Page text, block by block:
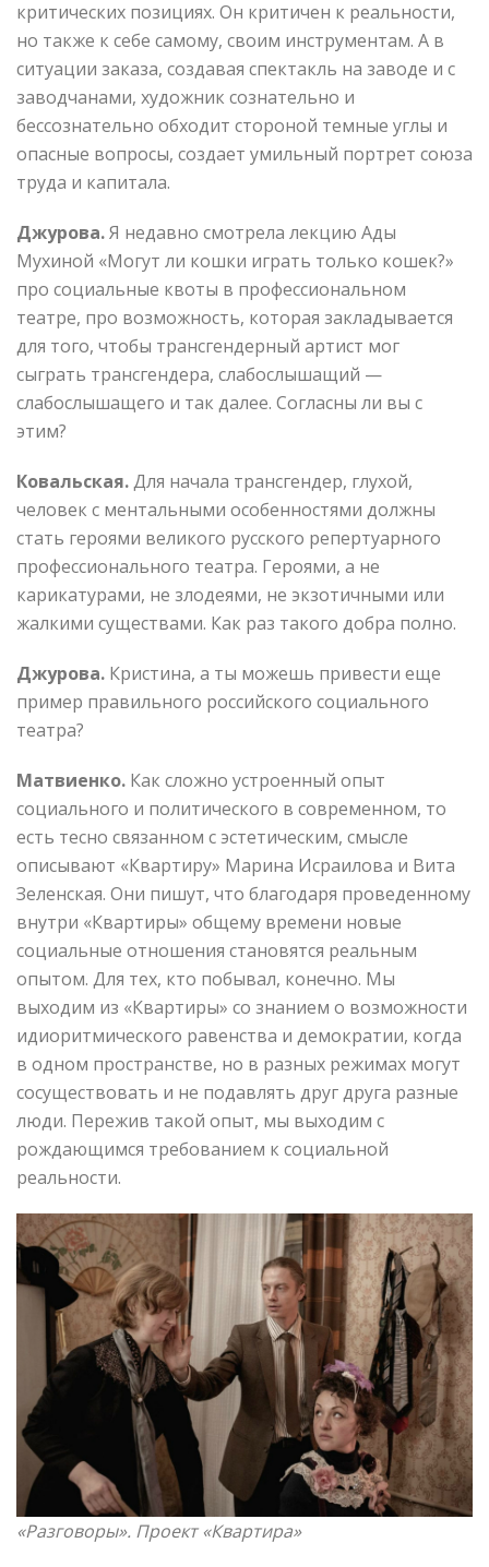
критических позициях. Он критичен к реальности,
но также к себе самому, своим инструментам. А в
ситуации заказа, создавая спектакль на заводе и с
заводчанами, художник сознательно и
бессознательно обходит стороной темные углы и
опасные вопросы, создает умильный портрет союза
труда и капитала.
Джурова.Я недавно смотрела лекцию Ады
Мухиной «Могут ли кошки играть только кошек?»
про социальные квоты в профессиональном
театре, про возможность, которая закладывается
для того, чтобы трансгендерный артист мог
сыграть трансгендера, слабослышащий —
слабослышащего и так далее. Согласны ли вы с
этим?
Ковальская.Для начала трансгендер, глухой,
человек с ментальными особенностями должны
стать героями великого русского репертуарного
профессионального театра. Героями, а не
карикатурами, не злодеями, не экзотичными или
жалкими существами. Как раз такого добра полно.
Джурова. Кристина, а ты можешь привести еще
пример правильного российского социального
театра?
Матвиенко. Как сложно устроенный опыт
социального и политического в современном, то
есть тесно связанном с эстетическим, смысле
описывают «Квартиру» Марина Исраилова и Вита
Зеленская. Они пишут, что благодаря проведенному
внутри «Квартиры» общему времени новые
социальные отношения становятся реальным
опытом. Для тех, кто побывал, конечно. Мы
выходим из «Квартиры» со знанием о возможности
идиоритмического равенства и демократии, когда
в одном пространстве, но в разных режимах могут
сосуществовать и не подавлять друг друга разные
люди. Пережив такой опыт, мы выходим с
рождающимся требованием к социальной
реальности.
«Разговоры». Проект «Квартира»